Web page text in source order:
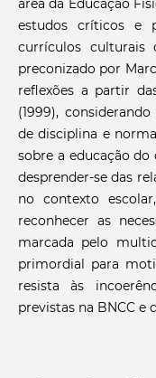
área da Educação
estudos críticos e
currículos culturais
preconizado por
reflexões a partir
(1999),
de disciplina e
sobre a educação do
desprender-se das
no contexto
reconhecer as
marcada pelo
primordial para
resista às
previstas na BNCC e